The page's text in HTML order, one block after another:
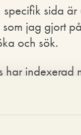
specifik sida
jag gjort
och sök.
har indexerad
du råkat ut
förändring på